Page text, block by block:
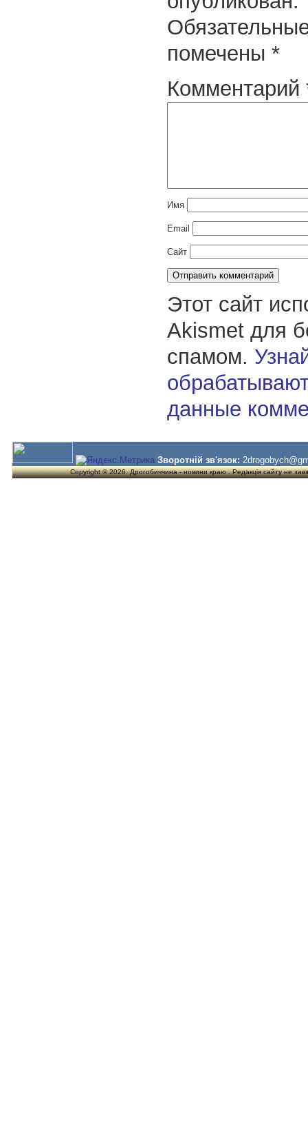
помечены *
Комментарий
Имя
Email
Сайт
Этот сайт
Akismet для
спамом.
данные
Зворотній зв'язок:
Copyright © 2026. Дрогобиччина - новини краю . Редакція сайту не